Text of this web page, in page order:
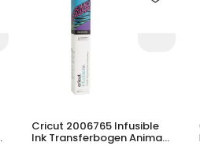
Cricut 2006765 Infusible
Ink Transferbogen Animal